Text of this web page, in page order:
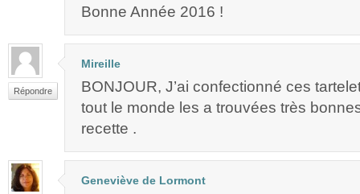
Bonne Année 2016 !
Répondre
Mireille
BONJOUR, J’ai confectionné ces
tout le monde les a trouvées très
recette .
Geneviève de Lormont